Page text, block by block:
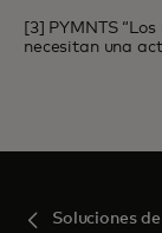
[3] PYMNTS
necesitan una
Soluciones